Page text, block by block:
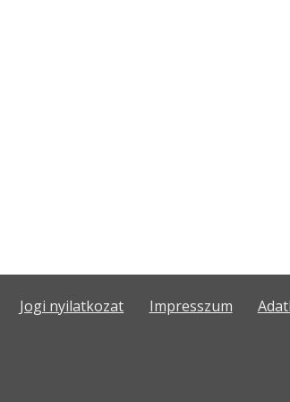
Jogi nyilatkozat Impresszum